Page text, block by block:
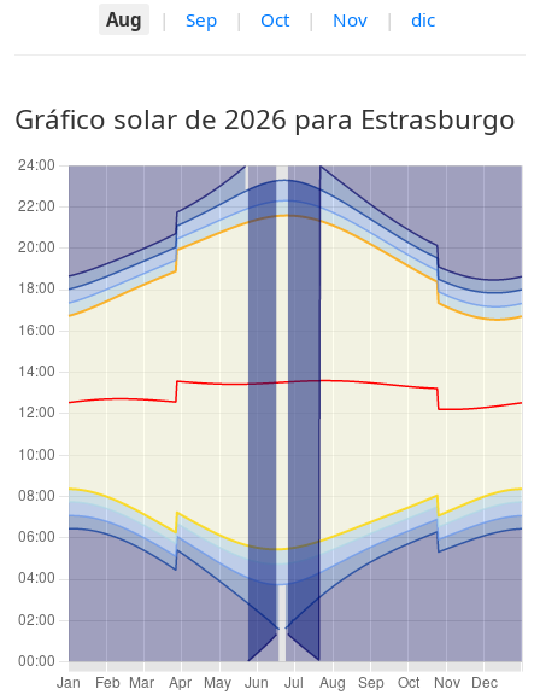
Aug
| Sep | Oct | Nov | dic
Gráfico solar de 2026 para Estrasburgo